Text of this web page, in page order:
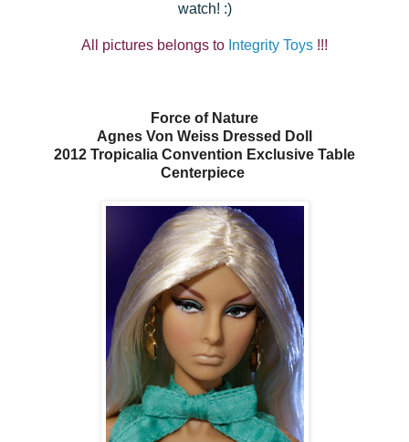
watch! :)
All pictures belongs to Integrity Toys !!!
Force of Nature
Agnes Von Weiss Dressed Doll
2012 Tropicalia Convention Exclusive Table
Centerpiece